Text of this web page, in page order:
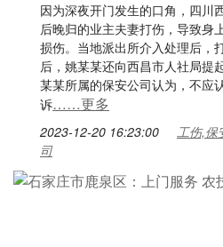
因为深夜开门发生的口角，四川
后晚归的业主夫妻打伤，导致身
损伤。当地派出所介入处理后，
后，姚某某还向西昌市人社局提
某某所属的保安公司认为，不应
诉……更多
2023-12-20 16:23:00
工伤,保
司